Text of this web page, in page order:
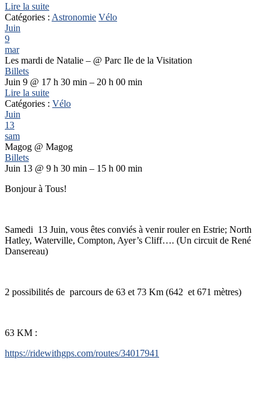
Lire la suite
Catégories : Astronomie Vélo
Juin
9
mar
Les mardi de Natalie – @ Parc Ile de la Visitation
Billets
Juin 9 @ 17 h 30 min – 20 h 00 min
Lire la suite
Catégories : Vélo
Juin
13
sam
Magog @ Magog
Billets
Juin 13 @ 9 h 30 min – 15 h 00 min
Bonjour à Tous!
Samedi 13 Juin, vous êtes conviés à venir rouler en Estrie; North
Hatley, Waterville, Compton, Ayer’s Cliff…. (Un circuit de René
Dansereau)
2 possibilités de parcours de 63 et 73 Km (642 et 671 mètres)
63 KM :
https://ridewithgps.com/routes/34017941